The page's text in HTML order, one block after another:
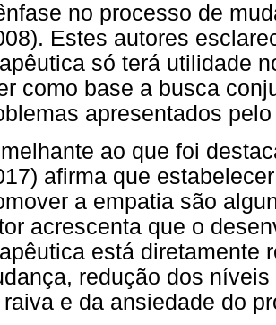
no processo de
Estes autores
só terá utilidade
como base a busca
apresentados
ao que foi
afirma que
a empatia são
acrescenta que o
está diretamente
redução dos
raiva e da ansiedade do